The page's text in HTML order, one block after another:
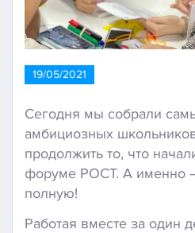
19/05/2021
Сегодня мы собрали
амбициозных
продолжить то, что
форуме РОСТ. А именно
полную!
Работая вместе за один